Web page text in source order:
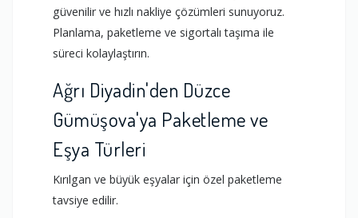
güvenilir ve hızlı nakliye çözümleri sunuyoruz.
Planlama, paketleme ve sigortalı taşıma ile
süreci kolaylaştırın.
Ağrı Diyadin'den Düzce
Gümüşova'ya Paketleme ve
Eşya Türleri
Kırılgan ve büyük eşyalar için özel paketleme
tavsiye edilir.